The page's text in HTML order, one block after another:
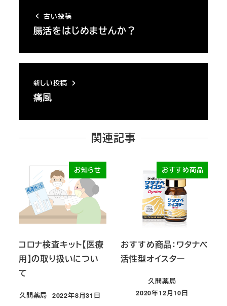
古い投稿
腸活をはじめませんか？
新しい投稿
痛風
関連記事
お知らせ
コロナ検査キット【医療
用】の取り扱いについ
て
久間薬局
投稿日
2022年8月31日
おすすめ商品
おすすめ商品：ワタナベ
活性型オイスター
久間薬局
投稿日
2020年12月10日